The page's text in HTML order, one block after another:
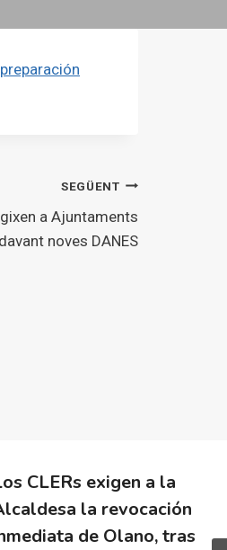
SEGÜENT
a Ajuntaments
noves DANES
CLERs exigen a la
la revocación
de Olano, tras